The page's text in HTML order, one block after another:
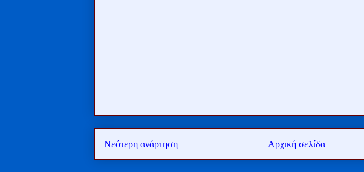
Νεότερη ανάρτηση Αρχική σελίδα